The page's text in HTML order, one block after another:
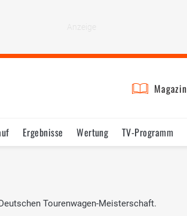
Magazin
Ergebnisse Wertung TV-Programm
Tourenwagen-Meisterschaft.